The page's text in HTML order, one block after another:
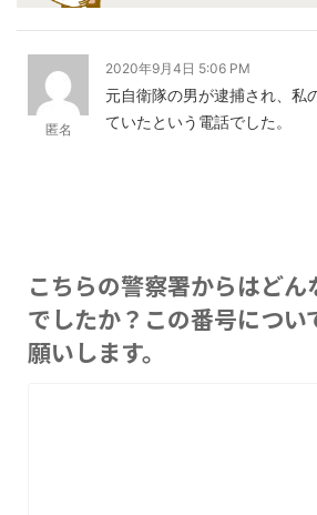
匿名
2020年9月4日 5:06 PM
元自衛隊の男が逮捕され、私
ていたという電話でした。
こちらの警察署からはど
でしたか？この番号につい
願いします。